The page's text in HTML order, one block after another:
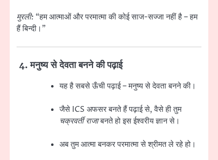
मुरली: “हम आत्माओं और परमात्मा की कोई साज-सज्जा नहीं है – हम
हैं बिन्दी।”
4.मनुष्य से देवता बनने की पढ़ाई
यह है सबसे ऊँची पढ़ाई – मनुष्य से देवता बनने की।
जैसे ICS अफसर बनते हैं पढ़ाई से, वैसे ही तुम
चक्रवर्ती राजाबनते हो इस ईश्वरीय ज्ञान से।
अब तुम आत्मा बनकर परमात्मा से श्रीमत ले रहे हो।